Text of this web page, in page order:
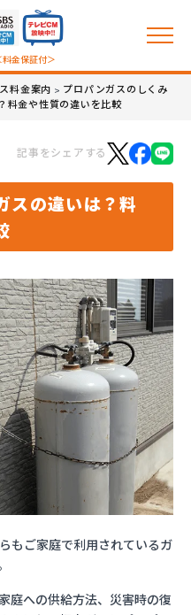
金保証付＞
料金案内 > プロパンガスのしくみ
料金や性質の違いを比較
記事をシェアする
スの違いは？料
もご家庭で利用されているガ
庭への供給方法、災害時の復